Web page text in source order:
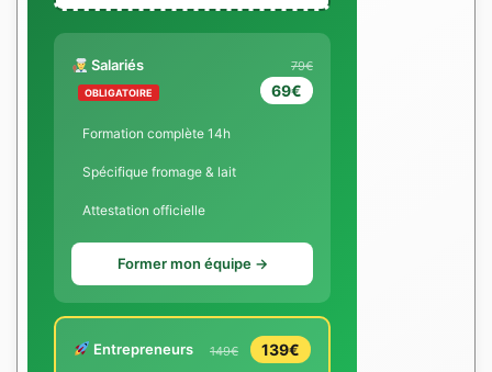
Salariés
OBLIGATOIRE
79€
69€
Formation complète 14h
Spécifique fromage & lait
Attestation officielle
Former mon équipe →
Entrepreneurs 149€ 139€